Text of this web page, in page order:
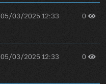
05/03/2025 12:33 0
05/03/2025 12:33 0